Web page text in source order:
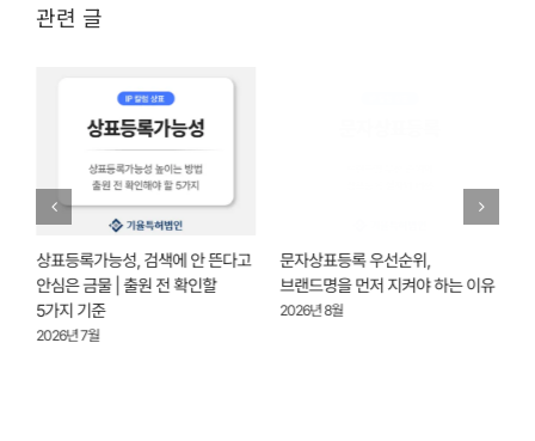
관련 글
상표등록가능성, 검색에 안 뜬다고
안심은 금물 | 출원 전 확인할
5가지 기준
2026년 7월
문자상표등록 우선순위,
브랜드명을 먼저 지켜야 하는 이유
2026년 8월